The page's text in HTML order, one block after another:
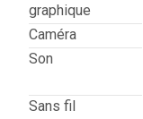
graphique
Caméra
Son
Sans fil